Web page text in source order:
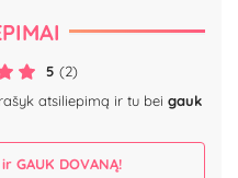
5 (2)
atsiliepimą ir tu bei gauk
GAUK DOVANĄ!